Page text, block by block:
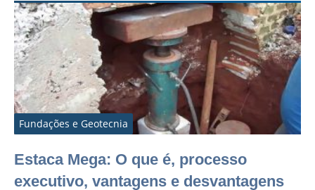
Fundações e Geotecnia
Estaca Mega: O que é, processo
executivo, vantagens e desvantagens